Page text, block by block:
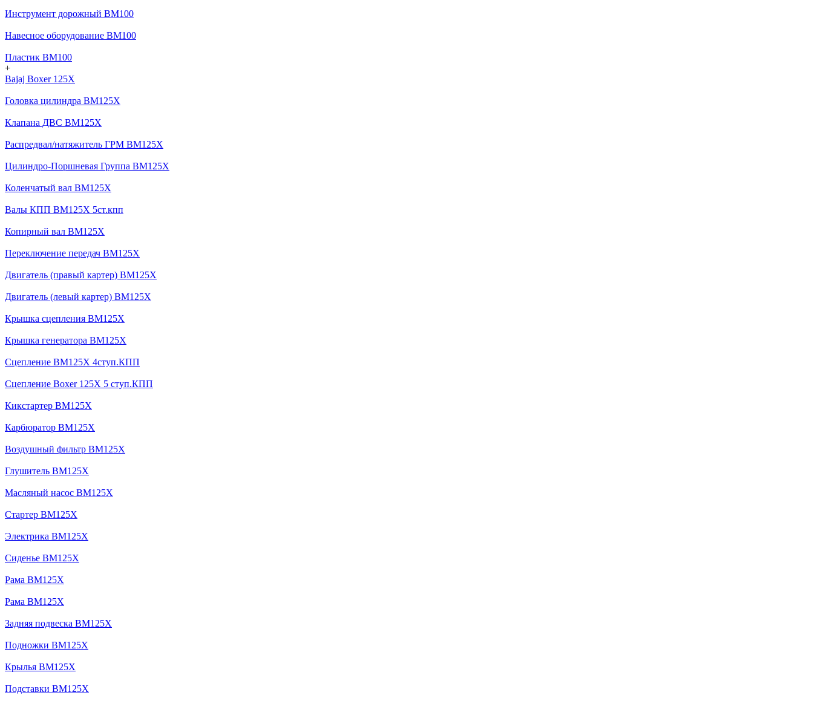
Инструмент дорожный BM100
Навесное оборудование BM100
Пластик BM100
+
Bajaj Boxer 125X
Головка цилиндра BM125X
Клапана ДВС BM125X
Распредвал/натяжитель ГРМ BM125X
Цилиндро-Поршневая Группа BM125X
Коленчатый вал BM125X
Валы КПП BM125X 5ст.кпп
Копирный вал BM125X
Переключение передач BM125X
Двигатель (правый картер) BM125X
Двигатель (левый картер) BM125X
Крышка сцепления BM125X
Крышка генератора BM125X
Сцепление BM125X 4ступ.КПП
Сцепление Boxer 125X 5 ступ.КПП
Кикстартер BM125X
Карбюратор BM125X
Воздушный фильтр BM125X
Глушитель BM125X
Масляный насос BM125X
Стартер BM125X
Электрика BM125X
Сиденье BM125X
Рама BM125X
Рама BM125X
Задняя подвеска BM125X
Подножки BM125X
Крылья BM125X
Подставки BM125X